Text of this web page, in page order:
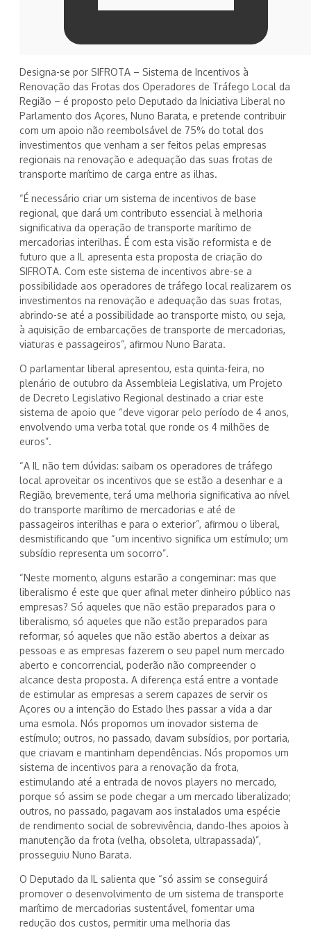
Designa-se por SIFROTA – Sistema de Incentivos à
Renovação das Frotas dos Operadores de Tráfego Local da
Região – é proposto pelo Deputado da Iniciativa Liberal no
Parlamento dos Açores, Nuno Barata, e pretende contribuir
com um apoio não reembolsável de 75% do total dos
investimentos que venham a ser feitos pelas empresas
regionais na renovação e adequação das suas frotas de
transporte marítimo de carga entre as ilhas.
“É necessário criar um sistema de incentivos de base
regional, que dará um contributo essencial à melhoria
significativa da operação de transporte marítimo de
mercadorias interilhas. É com esta visão reformista e de
futuro que a IL apresenta esta proposta de criação do
SIFROTA. Com este sistema de incentivos abre-se a
possibilidade aos operadores de tráfego local realizarem os
investimentos na renovação e adequação das suas frotas,
abrindo-se até a possibilidade ao transporte misto, ou seja,
à aquisição de embarcações de transporte de mercadorias,
viaturas e passageiros”, afirmou Nuno Barata.
O parlamentar liberal apresentou, esta quinta-feira, no
plenário de outubro da Assembleia Legislativa, um Projeto
de Decreto Legislativo Regional destinado a criar este
sistema de apoio que “deve vigorar pelo período de 4 anos,
envolvendo uma verba total que ronde os 4 milhões de
euros”.
“A IL não tem dúvidas: saibam os operadores de tráfego
local aproveitar os incentivos que se estão a desenhar e a
Região, brevemente, terá uma melhoria significativa ao nível
do transporte marítimo de mercadorias e até de
passageiros interilhas e para o exterior”, afirmou o liberal,
desmistificando que “um incentivo significa um estímulo; um
subsídio representa um socorro”.
“Neste momento, alguns estarão a congeminar: mas que
liberalismo é este que quer afinal meter dinheiro público nas
empresas? Só aqueles que não estão preparados para o
liberalismo, só aqueles que não estão preparados para
reformar, só aqueles que não estão abertos a deixar as
pessoas e as empresas fazerem o seu papel num mercado
aberto e concorrencial, poderão não compreender o
alcance desta proposta. A diferença está entre a vontade
de estimular as empresas a serem capazes de servir os
Açores ou a intenção do Estado lhes passar a vida a dar
uma esmola. Nós propomos um inovador sistema de
estímulo; outros, no passado, davam subsídios, por portaria,
que criavam e mantinham dependências. Nós propomos um
sistema de incentivos para a renovação da frota,
estimulando até a entrada de novos players no mercado,
porque só assim se pode chegar a um mercado liberalizado;
outros, no passado, pagavam aos instalados uma espécie
de rendimento social de sobrevivência, dando-lhes apoios à
manutenção da frota (velha, obsoleta, ultrapassada)”,
prosseguiu Nuno Barata.
O Deputado da IL salienta que “só assim se conseguirá
promover o desenvolvimento de um sistema de transporte
marítimo de mercadorias sustentável, fomentar uma
redução dos custos, permitir uma melhoria das